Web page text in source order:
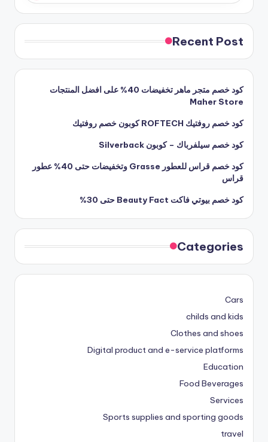
Recent Post
كود خصم متجر ماهر تخفيضات 40% على افضل المنتجات
Maher Store
كود خصم روفتيك ROFTECH كوبون خصم روفتيك
كود خصم سيلفرباك – كوبون Silverback
كود خصم قراس للعطور Grasse وتخفيضات حتى 40% عطور
قراس
كود خصم بيوتي فاكت Beauty Fact حتى 30%
Categories
Cars
childs and kids
Clothes and shoes
Digital product and e-service platforms
Education
Food Beverages
Services
Sports supplies and sporting goods
travel